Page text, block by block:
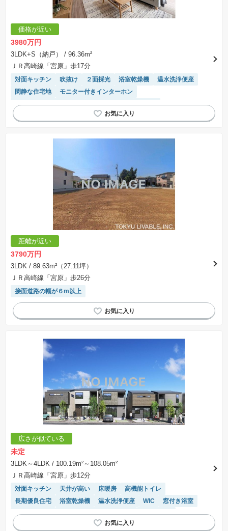
価格が近い
3980万円
3LDK+S（納戸）
/ 96.36m²
ＪＲ高崎線「宮原」歩17分
対面キッチン 吹抜け ２面採光 浴室乾燥機
温水洗浄便座
閑静な住宅地
モニター付きインターホン
接面道路の幅が６m以上
トイレ2個以上
食洗機
システムキッチン
距離が近い
3790万円
3LDK / 89.63m²（27.11坪）
ＪＲ高崎線「宮原」歩26分
接面道路の幅が６m以上
広さが似ている
未定
3LDK～4LDK / 100.19m²～108.05m²
ＪＲ高崎線「宮原」歩12分
対面キッチン 天井が高い 床暖房
高機能トイレ
長期優良住宅
浴室乾燥機 温水洗浄便座 WIC
窓付き浴室
閑静な住宅地
モニター付きインターホン
陽当り良好
キッチン収納が多い
トイレ2個以上 食洗機